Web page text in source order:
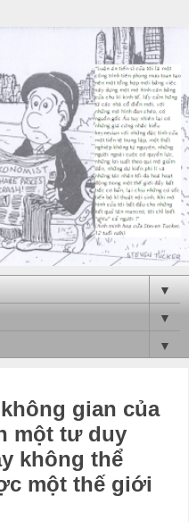
▼
▼
▼
gian của
một tư duy
không thể
một thế giới